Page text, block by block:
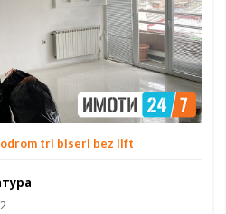
tri biseri bez lift